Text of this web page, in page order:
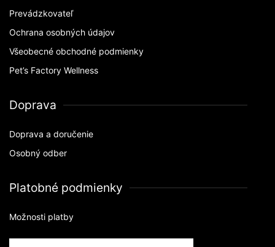
Prevádzkovateľ
Ochrana osobných údajov
Všeobecné obchodné podmienky
Pet’s Factory Wellness
Doprava
Doprava a doručenie
Osobný odber
Platobné podmienky
Možnosti platby